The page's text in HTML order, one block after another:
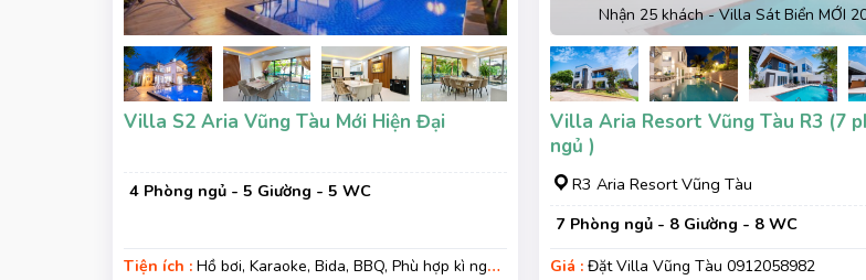
Villa S2 Aria Vũng Tàu Mới Hiện Đại
4 Phòng ngủ - 5 Giường - 5 WC
Tiện ích : Hồ bơi, Karaoke, Bida, BBQ, Phù hợp kì nghỉ
Nhận 25 khách - Villa Sát Biển MỚI
Villa Aria Resort Vũng Tàu R3 (7
ngủ )
R3 Aria Resort Vũng Tàu
7 Phòng ngủ - 8 Giường - 8 WC
Giá :Đặt Villa Vũng Tàu 0912058982